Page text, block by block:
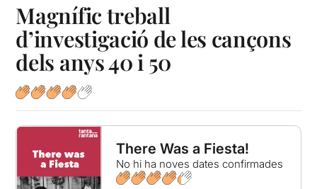
Magnífic treball
d’investigació de les cançons
dels anys 40 i 50
There Was a Fiesta!
No hi ha noves dates confirmades